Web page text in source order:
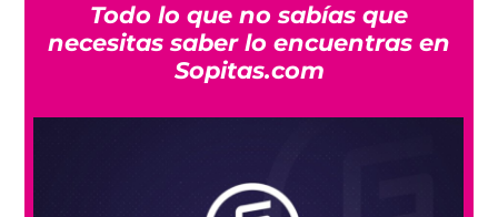
Todo lo que no sabías que
necesitas saber lo encuentras en
Sopitas.com